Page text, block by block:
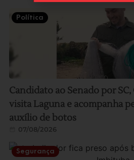
Política
Candidato ao Senado por
visita Laguna e acompanha
auxílio de botos
07/08/2026
Segurança